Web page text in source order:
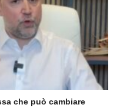
che può cambiare